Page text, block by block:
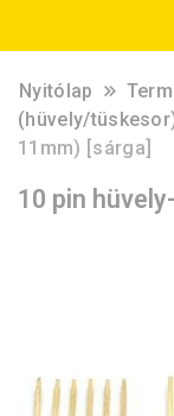
Nyitólap
(hüvely/
11mm) [sárga]
10 pin